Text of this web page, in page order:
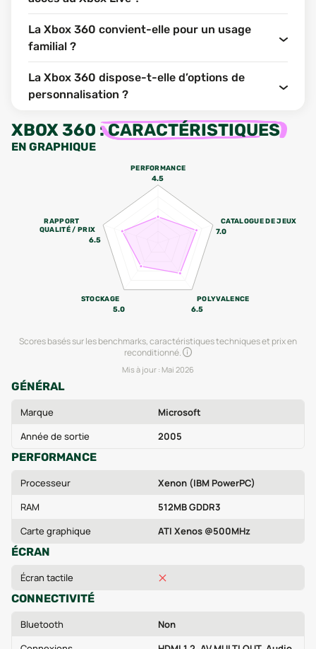
La Xbox 360 convient-elle pour un usage
familial ?
La Xbox 360 dispose-t-elle d’options de
personnalisation ?
XBOX 360 :CARACTÉRISTIQUES
EN GRAPHIQUE
PERFORMANCE
4.5
CATALOGUE DE JEUX
7.0
POLYVALENCE
6.5
STOCKAGE
5.0
RAPPORT
QUALITÉ / PRIX
6.5
Scores basés sur les benchmarks, caractéristiques techniques et prix en
reconditionné.
Mis à jour : Mai 2026
GÉNÉRAL
Marque
Microsoft
Année de sortie
2005
PERFORMANCE
Processeur
Xenon (IBM PowerPC)
RAM
512MB GDDR3
Carte graphique
ATI Xenos @500MHz
ÉCRAN
Écran tactile
CONNECTIVITÉ
Bluetooth
Non